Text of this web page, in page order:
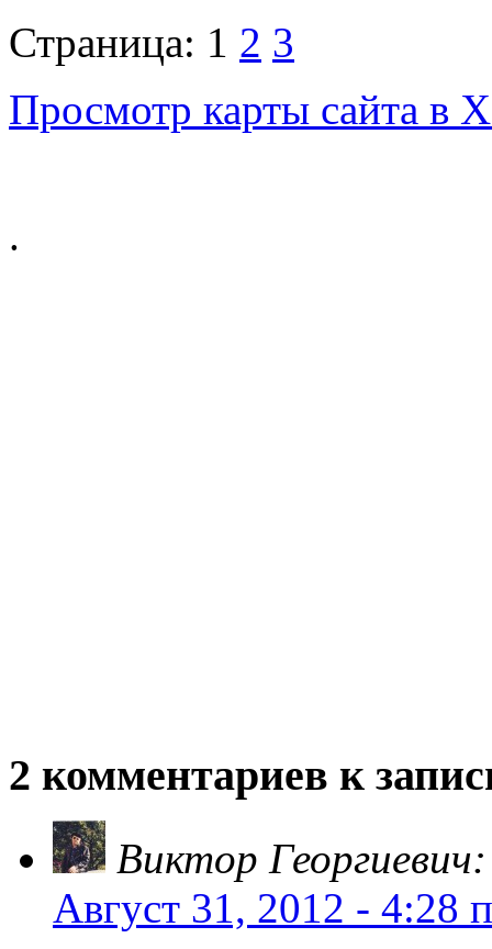
Страница: 1 2 3
Просмотр карты сайта в
.
2 комментариев к
Виктор Георгиевич:
Август 31, 2012 - 4:28